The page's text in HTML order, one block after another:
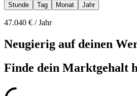
Stunde Tag Monat Jahr
47.040 € /Jahr
Neugierig auf deinen
Finde dein Marktgehalt